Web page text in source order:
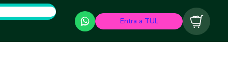
Entra a TUL Carrito